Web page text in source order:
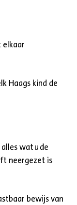
elkaar
Haags kind de
wat u de
neergezet is
bewijs van